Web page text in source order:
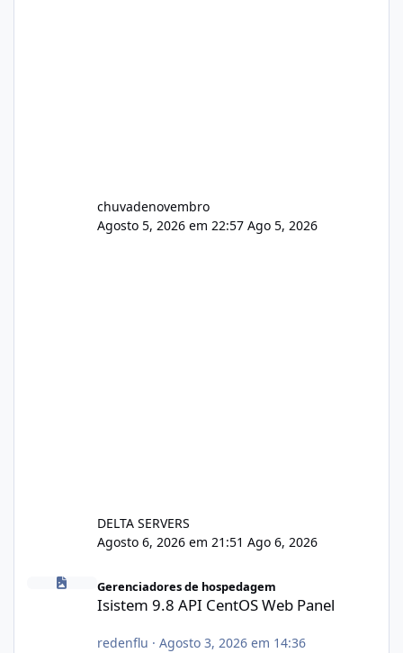
chuvadenovembro
Agosto 5, 2026 em 22:57 Ago 5, 2026
DELTA SERVERS
Agosto 6, 2026 em 21:51 Ago 6, 2026
Isistem 9.8 API CentOS Web Panel
Gerenciadores de hospedagem
Isistem 9.8 API CentOS Web Panel
redenflu · Agosto 3, 2026 em 14:36